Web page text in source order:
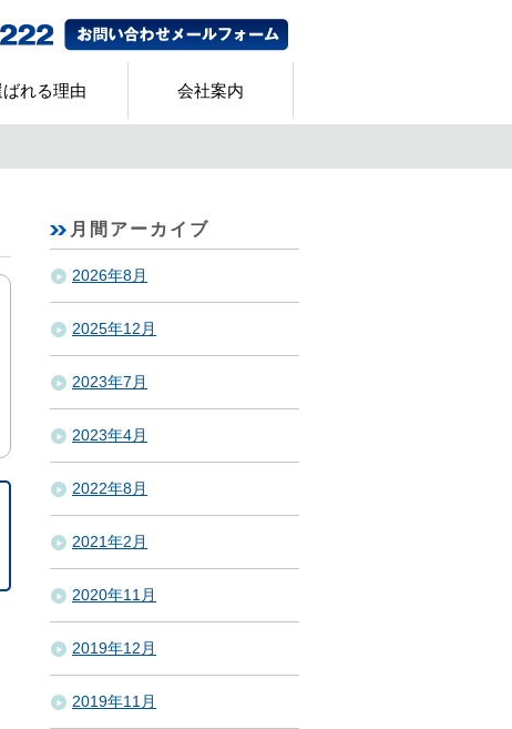
れる理由 会社案内
月間アーカイブ
2026年8月
2025年12月
2023年7月
2023年4月
2022年8月
2021年2月
2020年11月
2019年12月
2019年11月